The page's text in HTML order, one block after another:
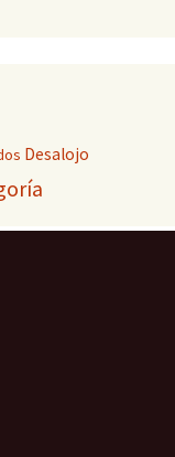
Desalojo